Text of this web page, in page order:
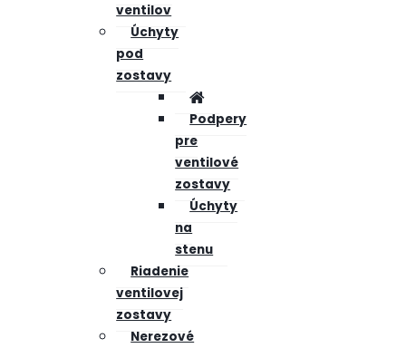
ventilov
Úchyty
pod
zostavy
Podpery
pre
ventilové
zostavy
Úchyty
na
stenu
Riadenie
ventilovej
zostavy
Nerezové